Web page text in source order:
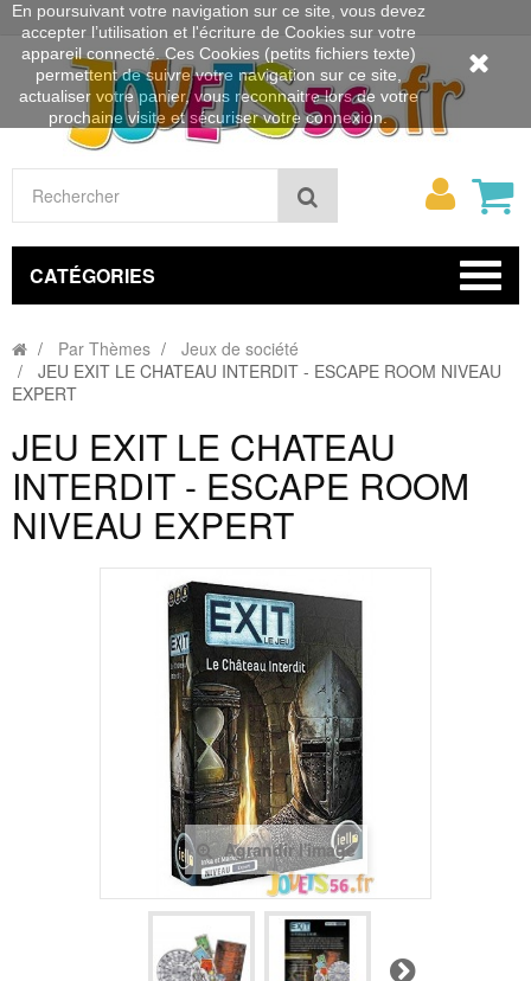
Rechercher
Mon
CATÉGORIES
Par Thèmes
Jeux de société
JEU EXIT LE CHATEAU INTERDIT - ESCAPE ROOM NIVEAU
EXPERT
JEU EXIT LE CHATEAU
INTERDIT - ESCAPE ROOM
NIVEAU EXPERT
Agrandir l'image
Suivant
En poursuivant votre navigation sur ce site, vous devez
accepter l’utilisation et l'écriture de Cookies sur votre
appareil connecté. Ces Cookies (petits fichiers texte)
permettent de suivre votre navigation sur ce site,
actualiser votre panier, vous reconnaitre lors de votre
prochaine visite et sécuriser votre connexion.